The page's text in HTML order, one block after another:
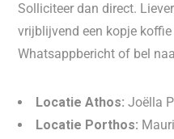
Solliciteer dan direct.
vrijblijvend een kopje
Whatsappbericht of bel
Locatie Athos: Joëlla
Locatie Porthos: